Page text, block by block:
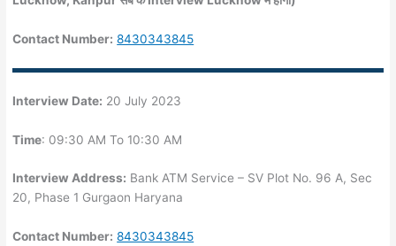
Contact Number: 8430343845
Interview Date: 20 July 2023
Time: 09:30 AM To 10:30 AM
Interview Address: Bank ATM Service – SV Plot No. 96 A, Sec
20, Phase 1 Gurgaon Haryana
Contact Number: 8430343845